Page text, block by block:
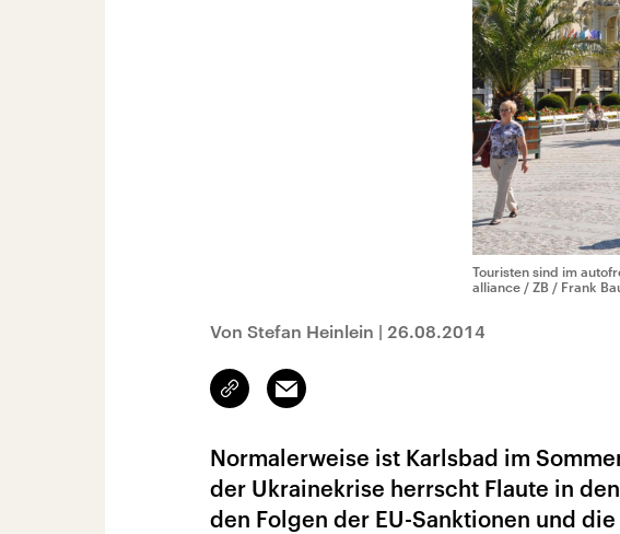
Touristen sind im
alliance / ZB / Frank
Von Stefan Heinlein | 26.08.2014
Link
kopieren/teilen
Email
Normalerweise ist Karlsbad im
der Ukrainekrise herrscht Flaute in
den Folgen der EU-Sanktionen und